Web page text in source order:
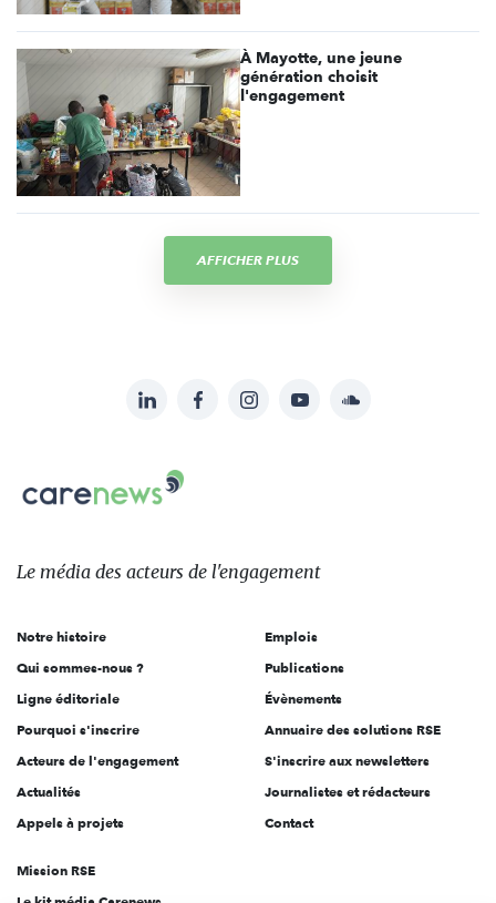
À Mayotte, une jeune
génération choisit
l'engagement
AFFICHER PLUS
sur:
LinkedInFacebookInstagramYouTubeSoundcloud
Carenews,
Le
des
l'engagement
Le média des acteurs de l'engagement
Notre histoire
Qui sommes-nous ?
Ligne éditoriale
Pourquoi s'inscrire
Acteurs de l'engagement
Actualités
Appels à projets
Emplois
Publications
Évènements
Annuaire des solutions RSE
S'inscrire aux newsletters
Journalistes et rédacteurs
Contact
Mission RSE